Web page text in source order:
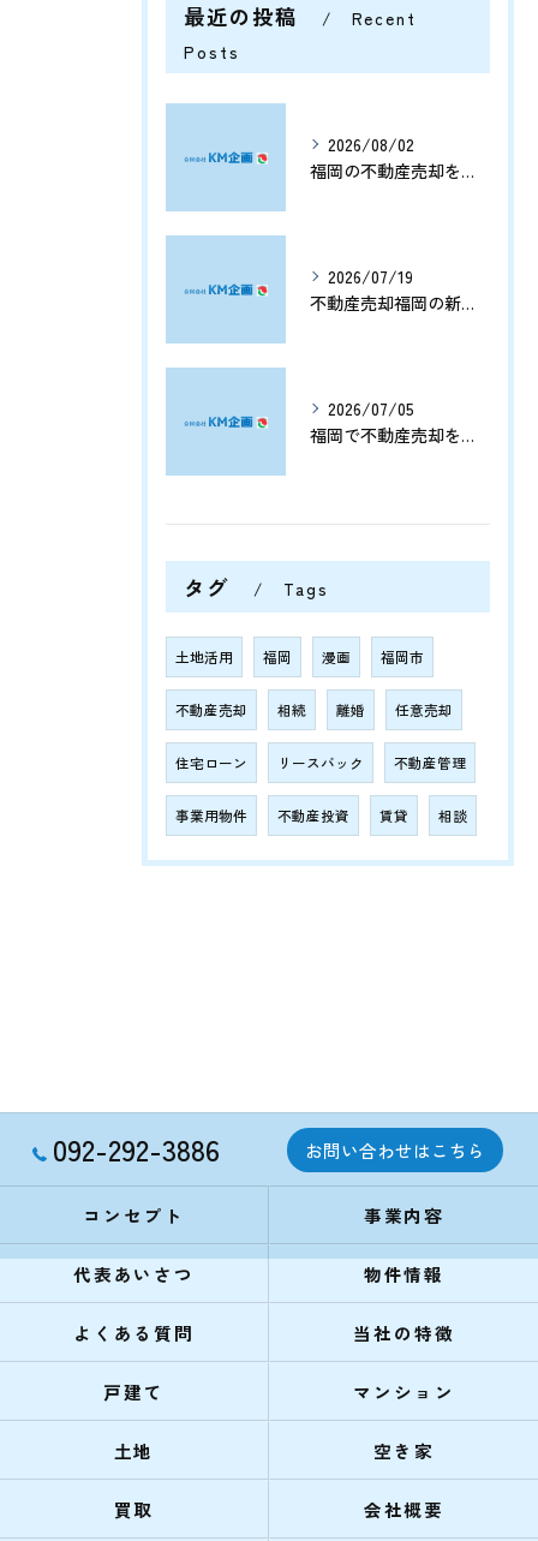
最近の投稿
Recent
Posts
2026/08/02
福岡の不動産売却を分析する将来価格推移と有利なタイミングの見極め方
2026/07/19
不動産売却福岡の新展開と資産価値を守る売却戦略まとめ
2026/07/05
福岡で不動産売却をプロに任せて相続や資産整理をスムーズに進める方法
タグ Tags
土地活用 福岡 漫画 福岡市
不動産売却 相続 離婚 任意売却
住宅ローン リースバック 不動産管理
事業用物件 不動産投資 賃貸 相談
092-292-3886 お問い合わせはこちら
コンセプト 事業内容
代表あいさつ 物件情報
よくある質問 当社の特徴
戸建て マンション
土地 空き家
買取 会社概要